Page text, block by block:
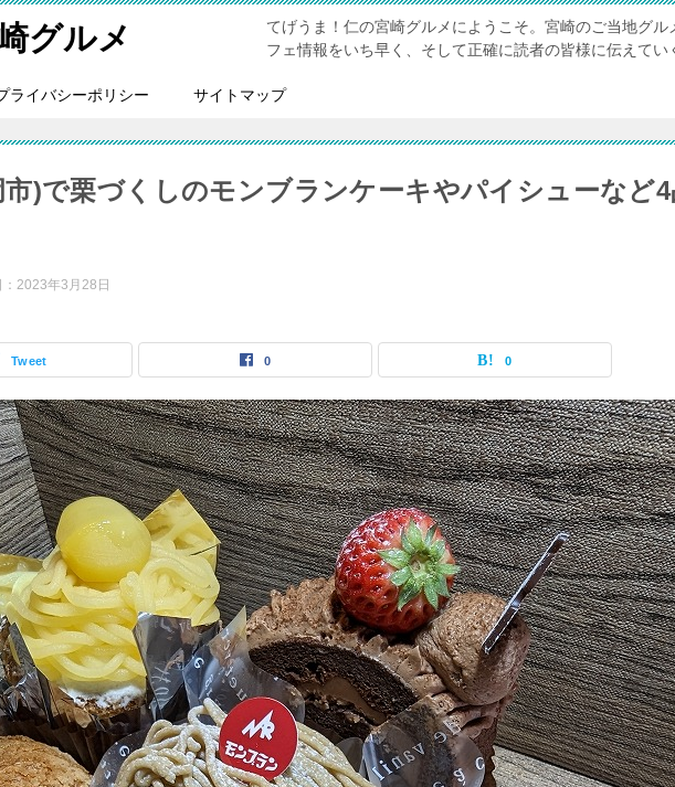
グルメ
てげうま！仁の宮崎グルメにようこそ。宮崎のご当地グル
フェ情報をいち早く、そして正確に読者の皆様に伝えてい
ライバシーポリシー サイトマップ
)で栗づくしのモンブランケーキやパイシューなど4
2023年3月28日
Tweet 0 0